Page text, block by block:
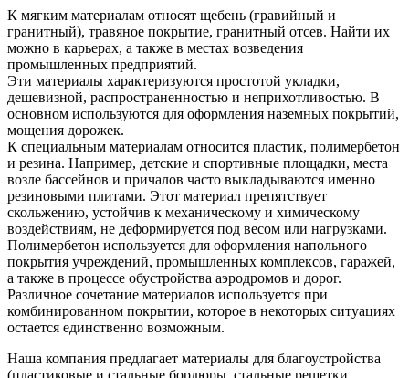
К мягким материалам относят щебень (гравийный и
гранитный), травяное покрытие, гранитный отсев. Найти их
можно в карьерах, а также в местах возведения
промышленных предприятий.
Эти материалы характеризуются простотой укладки,
дешевизной, распространенностью и неприхотливостью. В
основном используются для оформления наземных покрытий,
мощения дорожек.
К специальным материалам относится пластик, полимербетон
и резина. Например, детские и спортивные площадки, места
возле бассейнов и причалов часто выкладываются именно
резиновыми плитами. Этот материал препятствует
скольжению, устойчив к механическому и химическому
воздействиям, не деформируется под весом или нагрузками.
Полимербетон используется для оформления напольного
покрытия учреждений, промышленных комплексов, гаражей,
а также в процессе обустройства аэродромов и дорог.
Различное сочетание материалов используется при
комбинированном покрытии, которое в некоторых ситуациях
остается единственно возможным.
Наша компания предлагает материалы для благоустройства
(пластиковые и стальные бордюры, стальные решетки,